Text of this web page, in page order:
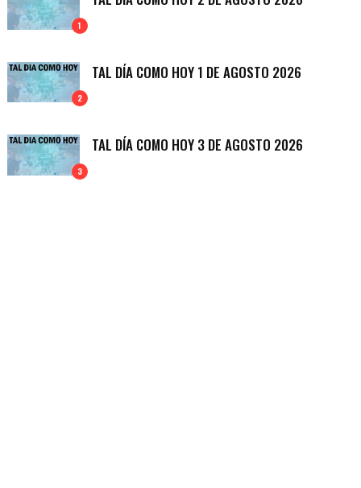
1
2
TAL DÍA COMO HOY 1 DE AGOSTO 2026
3
TAL DÍA COMO HOY 3 DE AGOSTO 2026